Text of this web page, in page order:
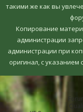
такими же как вы
Копирование
администрации
администрации при
оригинал, c указанием